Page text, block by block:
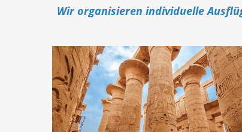
Wir organisieren individuelle